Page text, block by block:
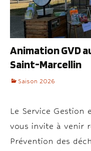
Animation GVD
Saint-Marcellin
Saison 2026
Le Service Gestion
vous invite à venir
Prévention des